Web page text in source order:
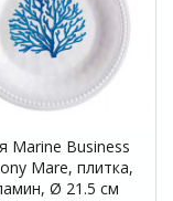
Marine Business
Mare, плитка,
Ø 21.5 см